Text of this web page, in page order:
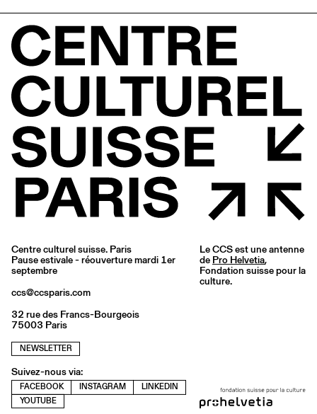
Centre culturel suisse. Paris
Pause estivale - réouverture mardi 1er
septembre
ccs@ccsparis.com
32 rue des Francs-Bourgeois
75003 Paris
NEWSLETTER
Suivez-nous via:
FACEBOOK INSTAGRAM
LINKEDIN
YOUTUBE
Le CCS est une antenne
de Pro Helvetia,
Fondation suisse pour la
culture.